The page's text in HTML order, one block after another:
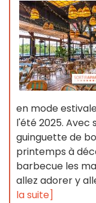
en mode
l'été 2025. Avec
guinguette de
printemps à
barbecue les
allez adorer y
la suite]